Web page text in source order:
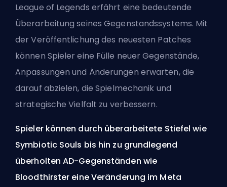
League of Legends erfährt eine bedeutende
Überarbeitung seines Gegenstandssystems. Mit
der Veröffentlichung des neuesten Patches
können Spieler eine Fülle neuer Gegenstände,
Anpassungen und Änderungen erwarten, die
darauf abzielen, die Spielmechanik und
strategische Vielfalt zu verbessern.
Spieler können durch überarbeitete Stiefel wie
Symbiotic Souls bis hin zu grundlegend
überholten AD-Gegenständen wie
Bloodthirster eine Veränderung im Meta